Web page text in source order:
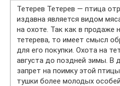
Тетерев Тетерев — птица
издавна является видом
на охоте. Так как в продаже
тетерева, то имеет смысл
для его покупки. Охота на
августа до поздней зимы. В
запрет на поимку этой
тушки более молодых